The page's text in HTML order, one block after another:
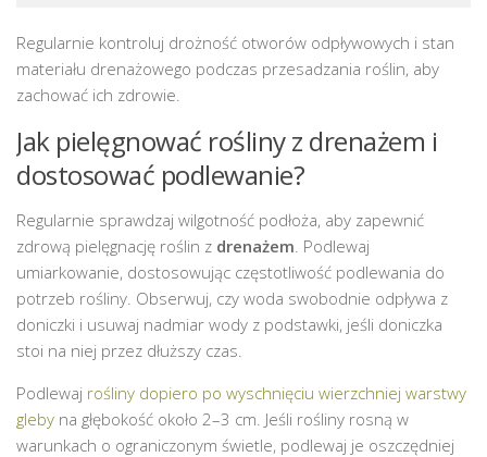
Regularnie kontroluj drożność otworów odpływowych i stan
materiału drenażowego podczas przesadzania roślin, aby
zachować ich zdrowie.
Jak pielęgnować rośliny z drenażem i
dostosować podlewanie?
Regularnie sprawdzaj wilgotność podłoża, aby zapewnić
zdrową pielęgnację roślin z drenażem . Podlewaj
umiarkowanie, dostosowując częstotliwość podlewania do
potrzeb rośliny. Obserwuj, czy woda swobodnie odpływa z
doniczki i usuwaj nadmiar wody z podstawki, jeśli doniczka
stoi na niej przez dłuższy czas.
Podlewaj rośliny dopiero po wyschnięciu wierzchniej warstwy
gleby na głębokość około 2–3 cm. Jeśli rośliny rosną w
warunkach o ograniczonym świetle, podlewaj je oszczędniej